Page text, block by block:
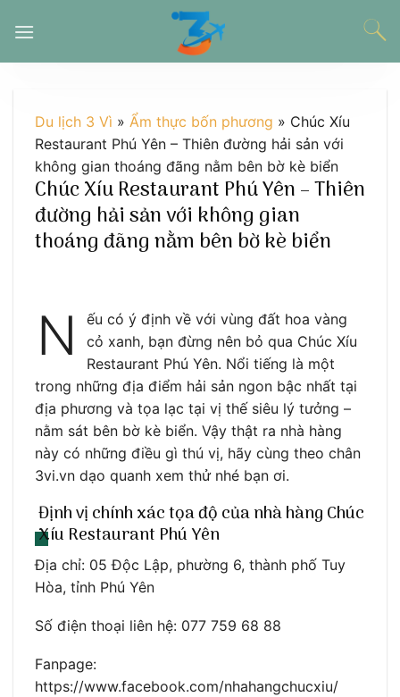
đến
Du lịch 3 Vì » Ẩm thực bốn phương » Chúc Xíu
Restaurant Phú Yên – Thiên đường hải sản với
không gian thoáng đãng nằm bên bờ kè biển
Chúc Xíu Restaurant Phú Yên – Thiên
đường hải sản với không gian
thoáng đãng nằm bên bờ kè biển
N
ếu có ý định về với vùng đất hoa vàng
cỏ xanh, bạn đừng nên bỏ qua Chúc Xíu
Restaurant Phú Yên. Nổi tiếng là một
trong những địa điểm hải sản ngon bậc nhất tại
địa phương và tọa lạc tại vị thế siêu lý tưởng –
nằm sát bên bờ kè biển. Vậy thật ra nhà hàng
này có những điều gì thú vị, hãy cùng theo chân
3vi.vn dạo quanh xem thử nhé bạn ơi.
Định vị chính xác tọa độ của nhà hàng Chúc
Xíu Restaurant Phú Yên
Địa chỉ: 05 Độc Lập, phường 6, thành phố Tuy
Hòa, tỉnh Phú Yên
Số điện thoại liên hệ: 077 759 68 88
Fanpage:
https://www.facebook.com/nhahangchucxiu/